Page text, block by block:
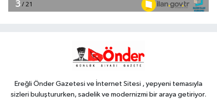
13:26
yeni sezon mesajı: Adım adım
Ereğli Önder Gazetesi ve İnternet Sitesi , yepyeni temasıyla
sizleri buluştururken, sadelik ve modernizmi bir araya getiriyor.